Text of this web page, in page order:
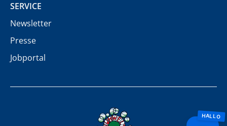
SERVICE
Newsletter
Presse
Jobportal